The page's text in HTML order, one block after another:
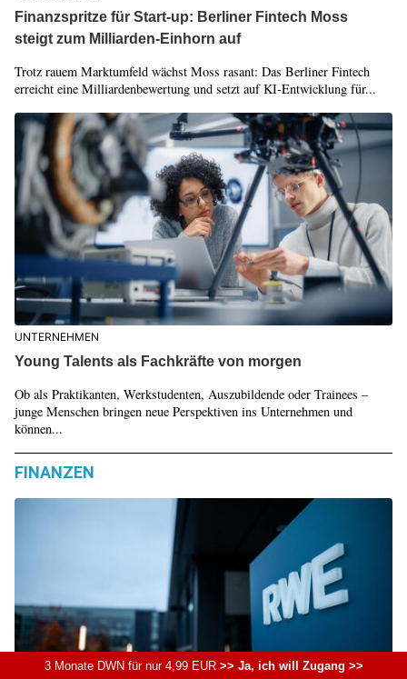
Finanzspritze für Start-up: Berliner Fintech Moss
steigt zum Milliarden-Einhorn auf
Trotz rauem Marktumfeld wächst Moss rasant: Das Berliner Fintech
erreicht eine Milliardenbewertung und setzt auf KI-Entwicklung für...
UNTERNEHMEN
Young Talents als Fachkräfte von morgen
Ob als Praktikanten, Werkstudenten, Auszubildende oder Trainees –
junge Menschen bringen neue Perspektiven ins Unternehmen und
können...
FINANZEN
3 Monate DWN für nur 4,99 EUR>> Ja, ich will Zugang >>